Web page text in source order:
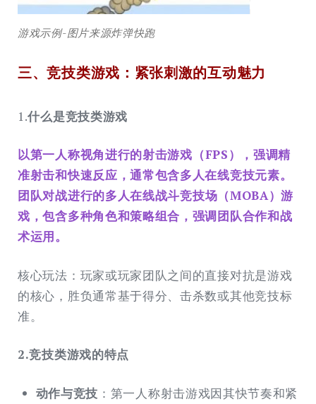
游戏示例-图片来源炸弹快跑
三、竞技类游戏：紧张刺激的互动魅力
1.什么是竞技类游戏
以第一人称视角进行的射击游戏（FPS）， 强调精
准射击和快速反应，通常包含多人在线竞技元素。
团队对战进行的多人在线战斗竞技场（MOBA）游
戏，包含多种角色和策略组合，强调团队合作和战
术运用。
核心玩法：玩家或玩家团队之间的直接对抗是游戏
的核心，胜负通常基于得分、击杀数或其他竞技标
准。
2.竞技类游戏的特点
动作与竞技 ：第一人称射击游戏因其快节奏和紧